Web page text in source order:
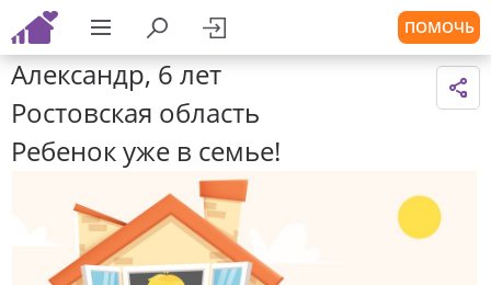
ПОМОЧЬ
Александр, 6 лет
Ростовская область
Ребенок уже в семье!